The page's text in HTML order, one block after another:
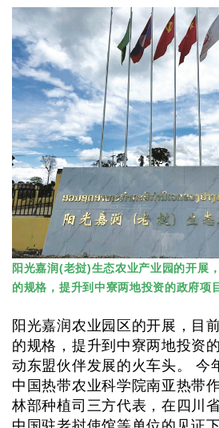
阳光嘉润(老挝)生态农业产业园的开展
的规格，提升到中寮两地投资的政府项
阳光嘉润农业园区的开展，目
的规格，提升到中寮两地投资
动东盟伙伴发展的火车头。 今
中国热带农业科学院南亚热带
林部种植司三方代表，在四川